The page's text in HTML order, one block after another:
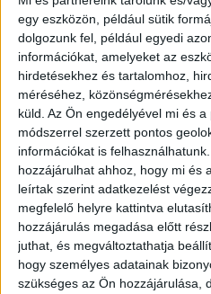
egy eszközön, például sütik
dolgozunk fel, például egyedi
információkat, amelyeket az
hirdetésekhez és tartalomhoz,
méréséhez,
küld. Az Ön engedélyével mi és
módszerrel szerzett pontos
információkat is
hozzájárulhat ahhoz, hogy mi és
leírtak szerint adatkezelést
megfelelő helyre kattintva
hozzájárulás megadása előtt
juthat, és megváltoztathatja
hogy személyes adatainak
szükséges az Ön hozzájárulása,
napelemnapelemek
naperőmű solar solar energy
természetvédelem
autó
zöld energia zöld
állatvédelem áram életmód
FRISS
ZÖLDINFÓ 8 óra telt el a
új program támogatja
működését
ZÖLDINFÓ 10 óra telt el a
A klímaváltozás új
vízgazdálkodásához